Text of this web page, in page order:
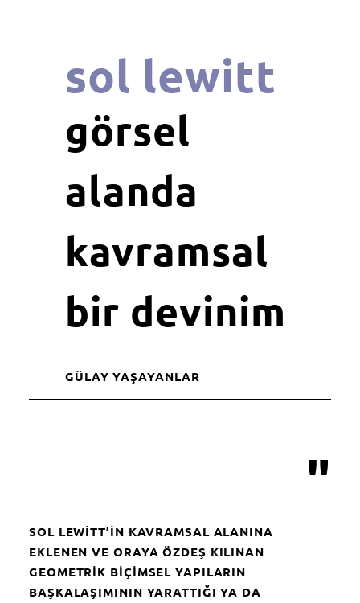
sol lewitt
görsel
alanda
kavramsal
bir devinim
GÜLAY YAŞAYANLAR
"
SOL LEWITT’IN KAVRAMSAL ALANINA
EKLENEN VE ORAYA ÖZDEŞ KILINAN
GEOMETRIK BIÇIMSEL YAPILARIN
BAŞKALAŞIMININ YARATTIĞI YA DA